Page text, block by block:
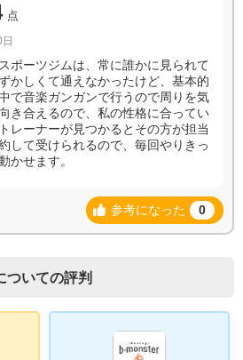
点
ポーツジムは、常に誰かに見られて
かしくて通えなかったけど、基本的
で音楽ガンガンで行うので周りを気
き合えるので、私の性格に合ってい
レーナーが見つかるとその方が担当
して受けられるので、毎回やりきっ
かせます。
参考になった 0
ついての評判